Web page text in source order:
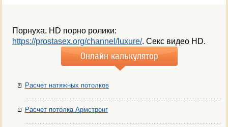
Порнуха. HD порно ролики:
https://prostasex.org/channel/luxure/. Секс видео HD.
Онлайн калькулятор
Расчет натяжных потолков
Расчет потолка Армстронг